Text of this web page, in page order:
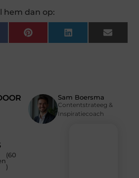
hem dan op:
Pinterest LinkedIn Email
Sam Boersma
Contentstrateeg &
Inspiratiecoach
(60
)